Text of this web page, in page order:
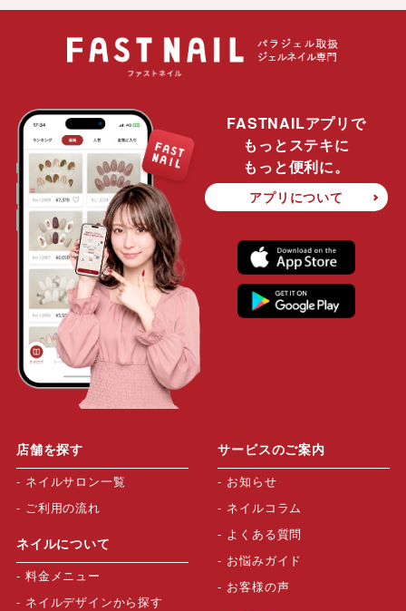
FASTNAILアプリで
もっとステキに
もっと便利に。
アプリについて
店舗を探す
ネイルサロン一覧
ご利用の流れ
ネイルについて
料金メニュー
ネイルデザインから探す
サービスのご案内
お知らせ
ネイルコラム
よくある質問
お悩みガイド
お客様の声